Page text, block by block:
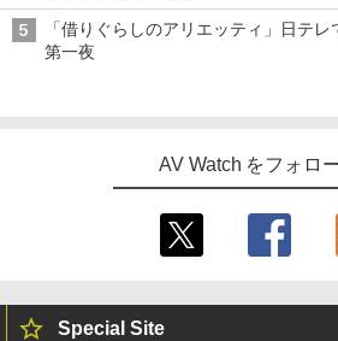
「借りぐらしのアリエッティ」日テ
第一夜
AV Watch をフォロ
Special Site